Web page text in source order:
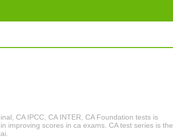
CA IPCC, CA INTER, CA Foundation tests is
improving scores in ca exams. CA test series is the